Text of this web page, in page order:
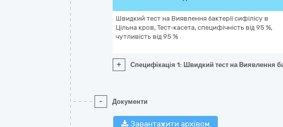
Швидкий тест на Виявлення бактерії сифілісу в
Цільна кров, Тест-касета, специфічність від 95 %,
чутливість від 95 %
+ Специфікація 1: Швидкий тест на Виявлення
- Документи
Завантажити архівом